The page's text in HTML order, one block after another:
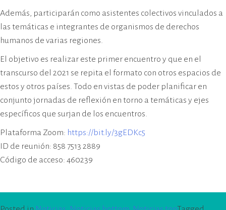
Además, participarán como asistentes colectivos vinculados a
las temáticas e integrantes de organismos de derechos
humanos de varias regiones.
El objetivo es realizar este primer encuentro y que en el
transcurso del 2021 se repita el formato con otros espacios de
estos y otros países. Todo en vistas de poder planificar en
conjunto jornadas de reflexión en torno a temáticas y ejes
específicos que surjan de los encuentros.
Plataforma Zoom: https://bit.ly/3gEDKc5
ID de reunión: 858 7513 2889
Código de acceso: 460239